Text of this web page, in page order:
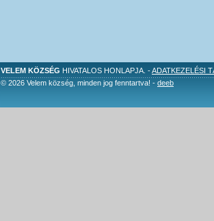
VELEM KÖZSÉG HIVATALOS HONLAPJA. -ADATKEZELÉSI
© 2026 Velem község, minden jog fenntartva! - deeb